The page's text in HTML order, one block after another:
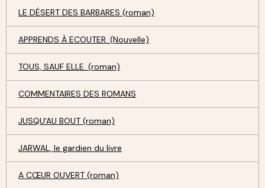
LE DÉSERT DES BARBARES (roman)
APPRENDS À ECOUTER. (Nouvelle)
TOUS, SAUF ELLE. (roman)
COMMENTAIRES DES ROMANS
JUSQU'AU BOUT (roman)
JARWAL, le gardien du livre
A CŒUR OUVERT (roman)